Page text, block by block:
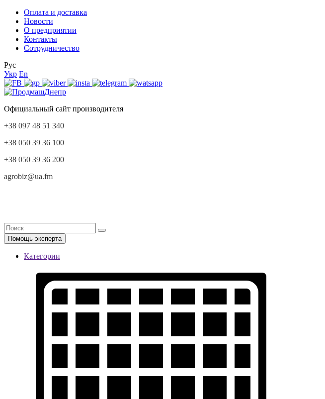
Оплата и доставка
Новости
О предприятии
Контакты
Сотрудничество
Рус
Укр En
Официальный сайт производителя
+38 097 48 51 340
+38 050 39 36 100
+38 050 39 36 200
agrobiz@ua.fm
Помощь эксперта
Категории